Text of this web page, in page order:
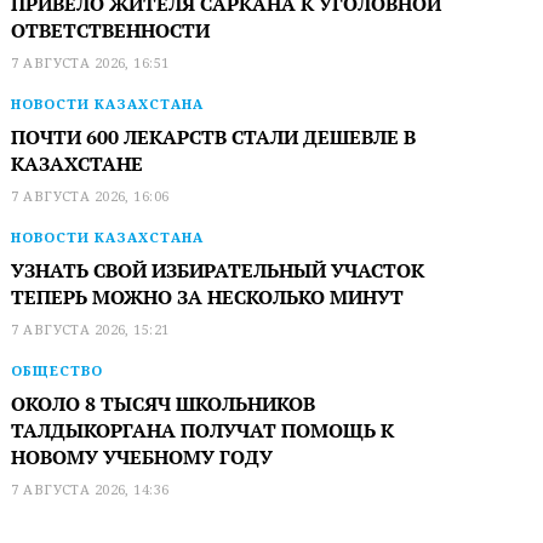
ОТВЕТСТВЕННОСТИ
7 АВГУСТА 2026, 16:51
НОВОСТИ КАЗАХСТАНА
ПОЧТИ 600 ЛЕКАРСТВ СТАЛИ ДЕШЕВЛЕ В
КАЗАХСТАНЕ
7 АВГУСТА 2026, 16:06
НОВОСТИ КАЗАХСТАНА
УЗНАТЬ СВОЙ ИЗБИРАТЕЛЬНЫЙ УЧАСТОК
ТЕПЕРЬ МОЖНО ЗА НЕСКОЛЬКО МИНУТ
7 АВГУСТА 2026, 15:21
ОБЩЕСТВО
ОКОЛО 8 ТЫСЯЧ ШКОЛЬНИКОВ
ТАЛДЫКОРГАНА ПОЛУЧАТ ПОМОЩЬ К
НОВОМУ УЧЕБНОМУ ГОДУ
7 АВГУСТА 2026, 14:36